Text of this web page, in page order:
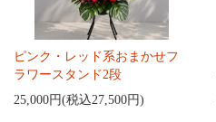
ピンク・レッド系おまかせフ
ラワースタンド2段
25,000円(税込27,500円)